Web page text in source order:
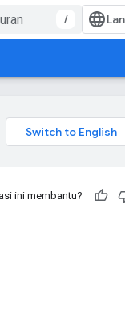
/
ini membantu?